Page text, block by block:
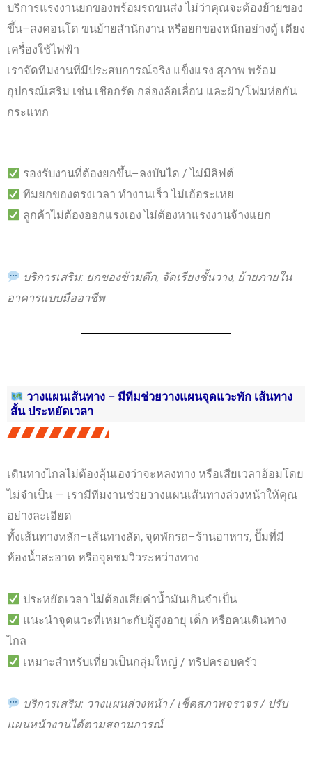
บริการแรงงานยกของพร้อมรถขนส่ง ไม่ว่าคุณจะต้องย้ายของ
ขึ้น–ลงคอนโด ขนย้ายสำนักงาน หรือยกของหนักอย่างตู้ เตียง
เครื่องใช้ไฟฟ้า
เราจัดทีมงานที่มีประสบการณ์จริง แข็งแรง สุภาพ พร้อม
อุปกรณ์เสริม เช่น เชือกรัด กล่องล้อเลื่อน และผ้า/โฟมห่อกัน
กระแทก
รองรับงานที่ต้องยกขึ้น–ลงบันได / ไม่มีลิฟต์
ทีมยกของตรงเวลา ทำงานเร็ว ไม่เอ้อระเหย
ลูกค้าไม่ต้องออกแรงเอง ไม่ต้องหาแรงงานจ้างแยก
บริการเสริม: ยกของข้ามตึก, จัดเรียงชั้นวาง, ย้ายภายใน
อาคารแบบมืออาชีพ
วางแผนเส้นทาง – มีทีมช่วยวางแผนจุดแวะพัก เส้นทาง
สั้น ประหยัดเวลา
เดินทางไกลไม่ต้องลุ้นเองว่าจะหลงทาง หรือเสียเวลาอ้อมโดย
ไม่จำเป็น — เรามีทีมงานช่วยวางแผนเส้นทางล่วงหน้าให้คุณ
อย่างละเอียด
ทั้งเส้นทางหลัก–เส้นทางลัด, จุดพักรถ–ร้านอาหาร, ปั๊มที่มี
ห้องน้ำสะอาด หรือจุดชมวิวระหว่างทาง
ประหยัดเวลา ไม่ต้องเสียค่าน้ำมันเกินจำเป็น
แนะนำจุดแวะที่เหมาะกับผู้สูงอายุ เด็ก หรือคนเดินทาง
ไกล
เหมาะสำหรับเที่ยวเป็นกลุ่มใหญ่ / ทริปครอบครัว
บริการเสริม: วางแผนล่วงหน้า / เช็คสภาพจราจร / ปรับ
แผนหน้างานได้ตามสถานการณ์